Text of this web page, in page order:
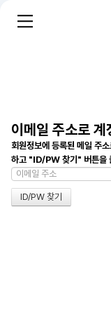
이메일 주소로 계
회원정보에 등록된 메일 주
하고 "ID/PW 찾기" 버튼을